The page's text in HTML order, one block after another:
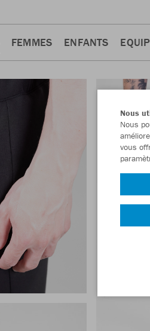
FEMMES ENFANTS
Nous
Nous
vous